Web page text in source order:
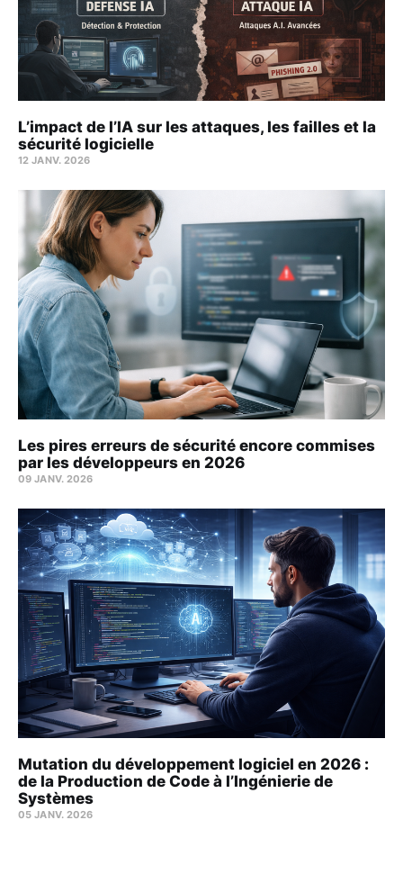
L’impact de l’IA sur les attaques, les failles et la
sécurité logicielle
12 JANV. 2026
Les pires erreurs de sécurité encore commises
par les développeurs en 2026
09 JANV. 2026
Mutation du développement logiciel en 2026 :
de la Production de Code à l’Ingénierie de
Systèmes
05 JANV. 2026